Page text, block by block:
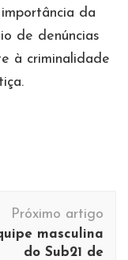
da
de denúncias
à criminalidade
Próximo artigo
masculina
do Sub21 de